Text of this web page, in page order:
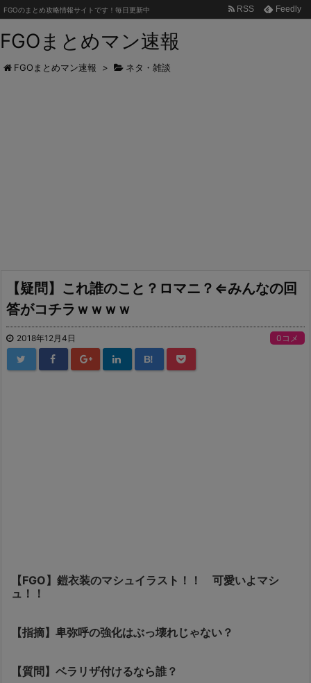
FGOまとめマン速報
FGOのまとめ攻略情報サイトです！毎日更新中 RSS Feedly
FGOまとめマン速報 > ネタ・雑談
【疑問】これ誰のこと？ロマニ？⇐みんなの回
答がコチラｗｗｗｗ
2018年12月4日 0コメ
B!
【FGO】鎧衣装のマシュイラスト！！ 可愛いよマシ
ュ！！
【指摘】卑弥呼の強化はぶっ壊れじゃない？
【質問】ベラリザ付けるなら誰？